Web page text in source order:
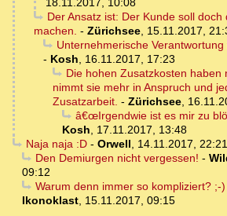
18.11.2017, 10:08
Der Ansatz ist: Der Kunde soll doch
machen. - Zürichsee, 15.11.2017,
Unternehmerische
- Kosh, 16.11.2017, 17:23
Die hohen Zusatzkosten haben
nimmt sie mehr in Anspruch und
Zusatzarbeit. - Zürichsee,
â€œIrgendwie ist es mir zu
Kosh, 17.11.2017, 13:48
Naja naja :D- Orwell, 14.11.2017, 22:21
Den Demiurgen nicht vergessen! -
09:12
Warum denn immer so kompliziert? ;-
Ikonoklast, 15.11.2017, 09:15